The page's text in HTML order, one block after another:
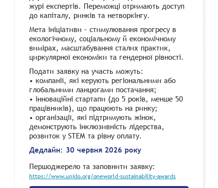
журі експертів. Переможці отримають доступ
до капіталу, ринків та нетворкінгу.
Мета ініціативи – стимулювання прогресу в
екологічному, соціальному й економічному
вимірах, масштабування сталих практик,
циркулярної економіки та гендерної рівності.
Подати заявку на участь можуть:
• компанії, які керують регіональними або
глобальними ланцюгами постачання;
• інноваційні стартапи (до 5 років, менше 50
працівників), що працюють на ринку;
• організації, які підтримують жінок,
демонструють інклюзивність лідерства,
розвиток у STEM та рівну оплату.
Дедлайн: 30 червня 2026 року
Першоджерело та заповнити заявку:
https://www.unido.org/oneworld-sustainability-awards